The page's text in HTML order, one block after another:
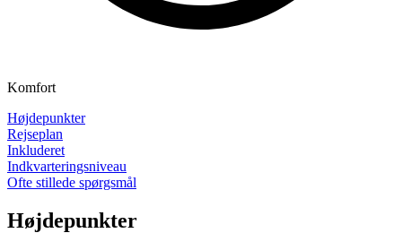
Komfort
Højdepunkter
Rejseplan
Inkluderet
Indkvarteringsniveau
Ofte stillede spørgsmål
Højdepunkter